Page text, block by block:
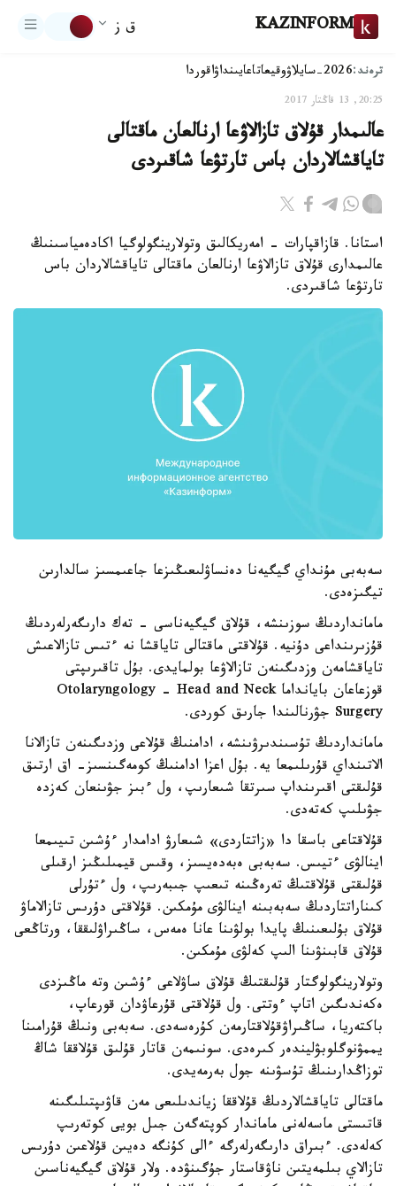
KAZINFORM ق ز
ترەند:2026-سايلاۋ وقيعاتاعايىنداۋاقوردا
20:25, 13 قاڭتار 2017
عالىمدار قۇلاق تازالاۋعا ارنالعان ماقتالى
تاياقشالاردان باس تارتۋعا شاقىردى
استانا. قازاقپارات - امەريكالىق وتولارينگولوگيا اكادەمياسىنىڭ
عالىمدارى قۇلاق تازالاۋعا ارنالعان ماقتالى تاياقشالاردان باس
تارتۋعا شاقىردى.
سەبەبى مۇنداي گيگيەنا دەنساۋلىعىڭىزعا جاعىمسىز سالدارىن
تيگىزەدى.
مامانداردىڭ سوزىنشە، قۇلاق گيگيەناسى - تەك دارىگەرلەردىڭ
قۇزىرىنداعى دۇنيە. قۇلاقتى ماقتالى تاياقشا نە ءتىس تازالاعىش
تاياقشامەن وزدىگىنەن تازالاۋعا بولمايدى. بۇل تاقىرىپتى
قوزعاعان بايانداما Otolaryngology - Head and Neck
Surgery جۋرنالىندا جارىق كوردى.
مامانداردىڭ تۇسىندىرۋىنشە، ادامنىڭ قۇلاعى وزدىگىنەن تازالانا
الاتىنداي قۇرىلىمعا يە. بۇل اعزا ادامنىڭ كومەگىنسىز- اق ارتىق
قۇلىقتى اقىرىنداپ سىرتقا شىعارىپ، ول ءبىز جۋىنعان كەزدە
جۋىلىپ كەتەدى.
قۇلاقتاعى باسقا دا «زاتتاردى» شىعارۋ ادامدار ءۇشىن تىيىمعا
اينالۋى ءتيىس. سەبەبى ەبەدەيسىز، وقىس قيمىلىڭىز ارقىلى
قۇلىقتى قۇلاقتىڭ تەرەڭىنە تىعىپ جىبەرىپ، ول ءتۇرلى
كىناراتتاردىڭ سەبەبىنە اينالۋى مۇمكىن. قۇلاقتى دۇرىس تازالاماۋ
قۇلاق بۇلىعىنىڭ پايدا بولۋىنا عانا ەمەس، ساڭىراۋلىققا، ورتاڭعى
قۇلاق قابىنۋىنا الىپ كەلۋى مۇمكىن.
وتولارينگولوگتار قۇلىقتىڭ قۇلاق ساۋلاعى ءۇشىن وتە ماڭىزدى
ەكەندىگىن اتاپ ءوتتى. ول قۇلاقتى قۇرعاۋدان قورعاپ،
باكتەريا، ساڭىراۋقۇلاقتارمەن كۇرەسەدى. سەبەبى ونىڭ قۇرامىنا
يممۋنوگلوبۋليندەر كىرەدى. سونىمەن قاتار قۇلىق قۇلاققا شاڭ
توزاڭدارىنىڭ تۇسۋىنە جول بەرمەيدى.
ماقتالى تاياقشالاردىڭ قۇلاققا زياندىلىعى مەن قاۋىپتىلىگىنە
قاتىستى ماسەلەنى ماماندار كوپتەگەن جىل بويى كوتەرىپ
كەلەدى. ءبىراق دارىگەرلەرگە ءالى كۇنگە دەيىن قۇلاعىن دۇرىس
تازالاي بىلمەيتىن ناۋقاستار جۇگىنۋدە. ولار قۇلاق گيگيەناسىن